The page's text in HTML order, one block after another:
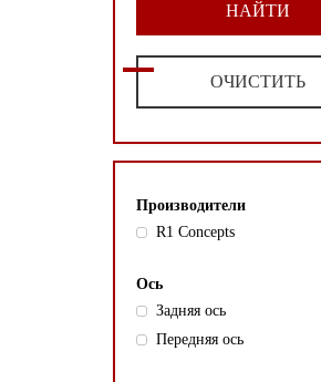
НАЙТИ
ОЧИСТИТЬ
Производители
R1 Concepts
Ось
Задняя ось
Передняя ось